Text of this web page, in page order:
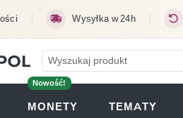
Wysyłka w 24h
Nowość!
MONETY (OTWIERA SIĘ W
TEMATY